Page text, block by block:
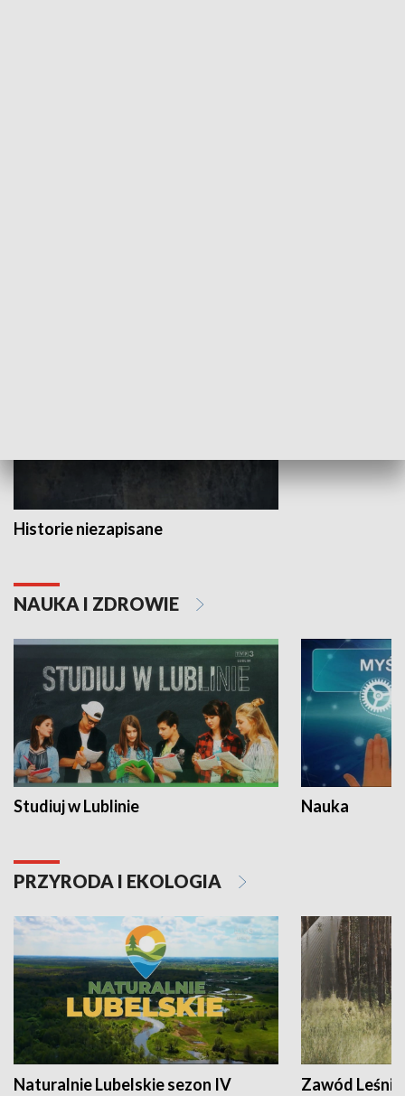
Historie niezapisane
NAUKA I ZDROWIE
Studiuj w Lublinie Nauka
PRZYRODA I EKOLOGIA
Naturalnie Lubelskie sezon IV Zawód Leśnik